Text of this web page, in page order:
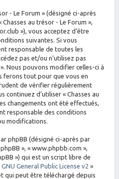
- Le Forum » (désigné ci-après
Chasses au trésor - Le Forum »,
»), vous acceptez d’être
suivantes. Si vous
responsable de toutes les
pas et/ou n’utilisez pas
Nous pouvons modifier celles-ci à
ferons tout pour que vous en
de vérifier régulièrement
continuez d’utiliser « Chasses au
changements ont été effectués,
responsable des conditions
modifications.
phpBB (désigné ci-après par
phpBB », « www.phpbb.com »,
») qui est un script libre de
GNU General Public License v2 »
qui peut être téléchargé depuis